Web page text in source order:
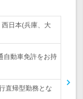
西日本(兵庫、大
自動車免許をお持
直帰型勤務とな